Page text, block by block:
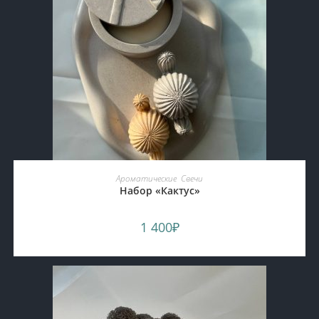
ADD TO CART
Ароматические Свечи
Набор «Кактус»
1 400₽